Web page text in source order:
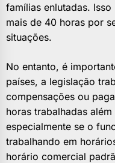
famílias enlutadas.
mais de 40 horas por
situações.
No entanto, é
países, a legislação
compensações ou
horas trabalhadas
especialmente se o
trabalhando em
horário comercial